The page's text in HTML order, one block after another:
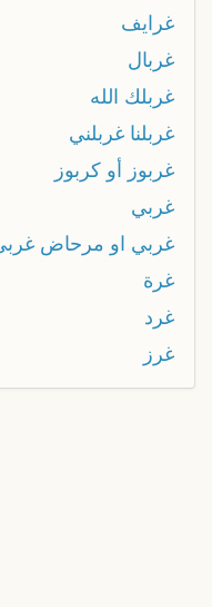
غرايف
غربال
غربلك الله
غربلنا غربلني
غربوز أو كربوز
غربي
غربي او مرحاض
غرة
غرد
غرز